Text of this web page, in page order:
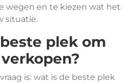
wegen en te kiezen wat het
situatie.
plek om
is: wat is de beste plek